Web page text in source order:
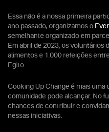
Essa não é a nossa primeira
ano passado, organizamos o
semelhante organizado em
Em abril de 2023, os voluntários
alimentos e 1.000 refeições
Egito.
Cooking Up Change é mais uma
comunidade pode alcançar. No
chances de contribuir e
nessas iniciativas.